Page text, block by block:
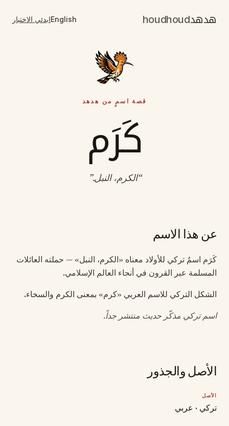
هدهدhoudhoud
Englishابدئي الاختبار
قصة اسمٍ من هدهد
كَرَم
“الكرم، النبل.”
عن هذا الاسم
كَرَم اسمٌ تركي للأولاد معناه «الكرم، النبل» — حملته العائلات
المسلمة عبر القرون في أنحاء العالم الإسلامي.
الشكل التركي للاسم العربي «كرم» بمعنى الكرم والسخاء.
اسم تركي مذكّر حديث منتشر جداً.
الأصل والجذور
الأصل
تركي · عربي